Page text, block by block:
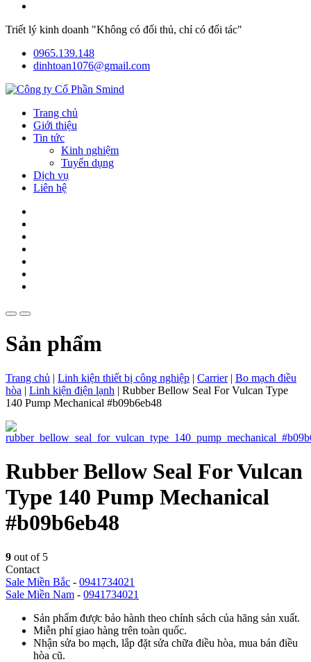
Triết lý kinh doanh "Không có đối thủ, chỉ có đối tác"
0965.139.148
dinhtoan1076@gmail.com
Trang chủ
Giới thiệu
Tin tức
Kinh nghiệm
Tuyển dụng
Dịch vụ
Liên hệ
Sản phẩm
Trang chủ | Linh kiện thiết bị công nghiệp | Carrier| Bo mạch điều
hòa | Linh kiện điện lạnh | Rubber Bellow Seal For Vulcan Type
140 Pump Mechanical #b09b6eb48
Rubber Bellow Seal For Vulcan
Type 140 Pump Mechanical
#b09b6eb48
9 out of 5
Contact
Sale Miền Bắc - 0941734021
Sale Miền Nam - 0941734021
Sản phẩm được bảo hành theo chính sách của hãng sản xuất.
Miễn phí giao hàng trên toàn quốc.
Nhận sửa bo mạch, lắp đặt sửa chữa điều hòa, mua bán điều
hòa cũ.